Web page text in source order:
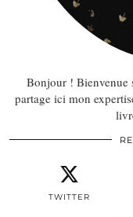
Bonjour ! Bienvenue
partage ici mon
TWITTER